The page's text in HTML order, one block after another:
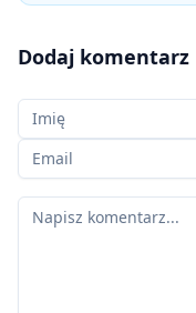
Dodaj komentarz
Twoje imię
Twój email
Twój komentarz